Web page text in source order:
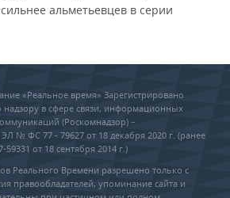
альметьевцев в серии
«Реальное время» Зарегистрировано
в сфере связи, информационных
(Роскомнадзор) –
№ ФС 77 - 79627 от 18 декабря 2020 г. (ранее
от 18 сентября 2014 г.)
Реального Времени разрешено только с
правообладателей, упоминание сайта и